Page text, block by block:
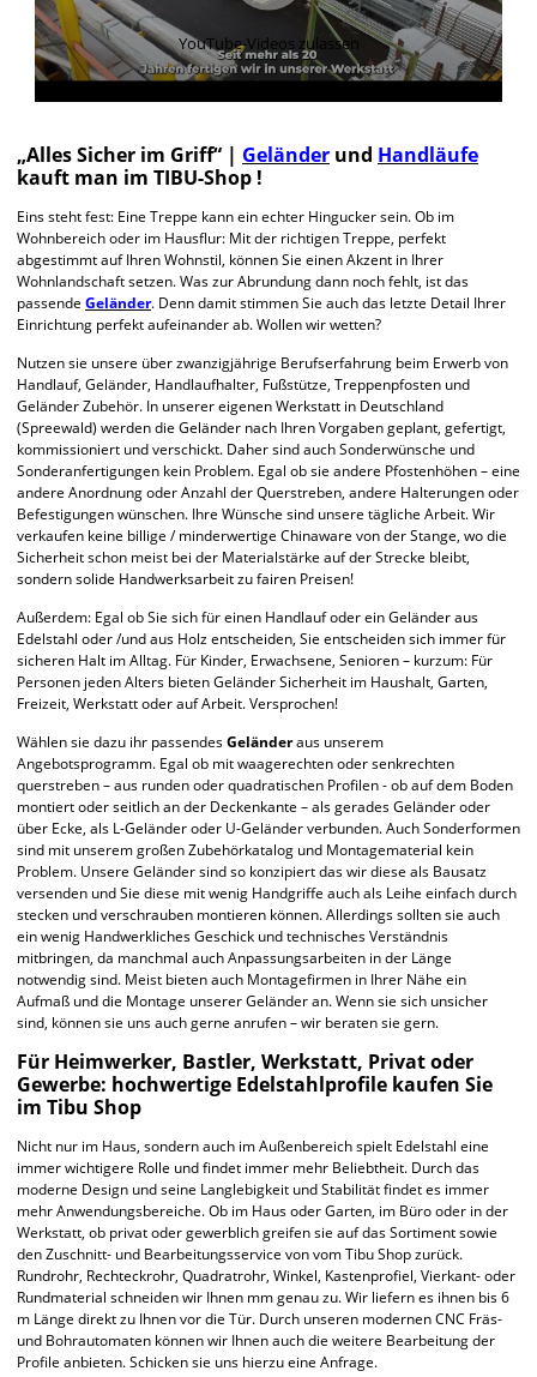
YouTube-Videos zulassen
„Alles Sicher im Griff“ | Geländer und Handläufe
kauft man im TIBU-Shop !
Eins steht fest: Eine Treppe kann ein echter Hingucker sein. Ob im
Wohnbereich oder im Hausflur: Mit der richtigen Treppe, perfekt
abgestimmt auf Ihren Wohnstil, können Sie einen Akzent in Ihrer
Wohnlandschaft setzen. Was zur Abrundung dann noch fehlt, ist das
passende Geländer. Denn damit stimmen Sie auch das letzte Detail Ihrer
Einrichtung perfekt aufeinander ab. Wollen wir wetten?
Nutzen sie unsere über zwanzigjährige Berufserfahrung beim Erwerb von
Handlauf, Geländer, Handlaufhalter, Fußstütze, Treppenpfosten und
Geländer Zubehör. In unserer eigenen Werkstatt in Deutschland
(Spreewald) werden die Geländer nach Ihren Vorgaben geplant, gefertigt,
kommissioniert und verschickt. Daher sind auch Sonderwünsche und
Sonderanfertigungen kein Problem. Egal ob sie andere Pfostenhöhen – eine
andere Anordnung oder Anzahl der Querstreben, andere Halterungen oder
Befestigungen wünschen. Ihre Wünsche sind unsere tägliche Arbeit. Wir
verkaufen keine billige / minderwertige Chinaware von der Stange, wo die
Sicherheit schon meist bei der Materialstärke auf der Strecke bleibt,
sondern solide Handwerksarbeit zu fairen Preisen!
Außerdem: Egal ob Sie sich für einen Handlauf oder ein Geländer aus
Edelstahl oder /und aus Holz entscheiden, Sie entscheiden sich immer für
sicheren Halt im Alltag. Für Kinder, Erwachsene, Senioren – kurzum: Für
Personen jeden Alters bieten Geländer Sicherheit im Haushalt, Garten,
Freizeit, Werkstatt oder auf Arbeit. Versprochen!
Wählen sie dazu ihr passendesGeländeraus unserem
Angebotsprogramm. Egal ob mit waagerechten oder senkrechten
querstreben – aus runden oder quadratischen Profilen - ob auf dem Boden
montiert oder seitlich an der Deckenkante – als gerades Geländer oder
über Ecke, als L-Geländer oder U-Geländer verbunden. Auch Sonderformen
sind mit unserem großen Zubehörkatalog und Montagematerial kein
Problem. Unsere Geländer sind so konzipiert das wir diese als Bausatz
versenden und Sie diese mit wenig Handgriffe auch als Leihe einfach durch
stecken und verschrauben montieren können. Allerdings sollten sie auch
ein wenig Handwerkliches Geschick und technisches Verständnis
mitbringen, da manchmal auch Anpassungsarbeiten in der Länge
notwendig sind. Meist bieten auch Montagefirmen in Ihrer Nähe ein
Aufmaß und die Montage unserer Geländer an. Wenn sie sich unsicher
sind, können sie uns auch gerne anrufen – wir beraten sie gern.
Für Heimwerker, Bastler, Werkstatt, Privat oder
Gewerbe: hochwertige Edelstahlprofile kaufen Sie
im Tibu Shop
Nicht nur im Haus, sondern auch im Außenbereich spielt Edelstahl eine
immer wichtigere Rolle und findet immer mehr Beliebtheit. Durch das
moderne Design und seine Langlebigkeit und Stabilität findet es immer
mehr Anwendungsbereiche. Ob im Haus oder Garten, im Büro oder in der
Werkstatt, ob privat oder gewerblich greifen sie auf das Sortiment sowie
den Zuschnitt- und Bearbeitungsservice von vom Tibu Shop zurück.
Rundrohr, Rechteckrohr, Quadratrohr, Winkel, Kastenprofiel, Vierkant- oder
Rundmaterial schneiden wir Ihnen mm genau zu. Wir liefern es ihnen bis 6
m Länge direkt zu Ihnen vor die Tür. Durch unseren modernen CNC Fräs-
und Bohrautomaten können wir Ihnen auch die weitere Bearbeitung der
Profile anbieten. Schicken sie uns hierzu eine Anfrage.